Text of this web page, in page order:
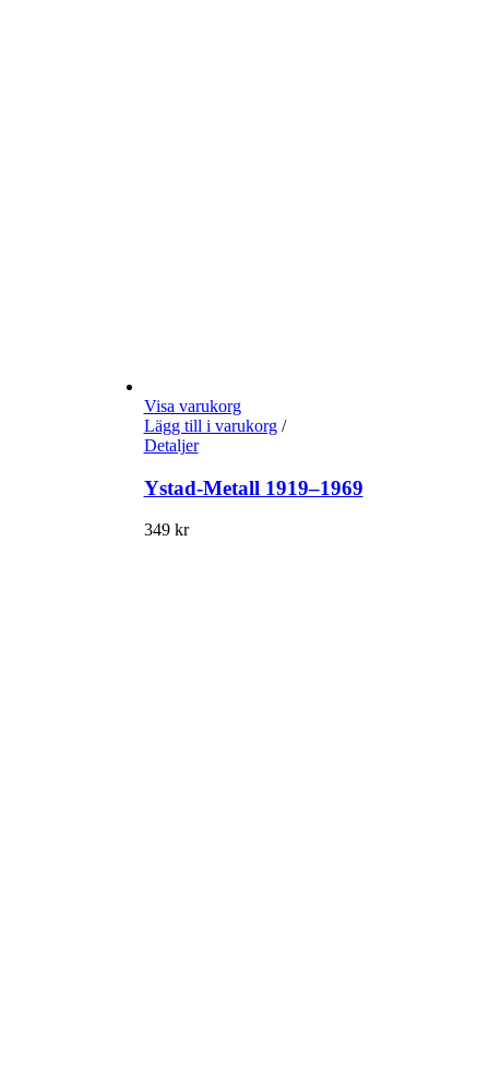
Visa varukorg
Lägg till i varukorg/
Detaljer
Ystad-Metall 1919–1969
349 kr